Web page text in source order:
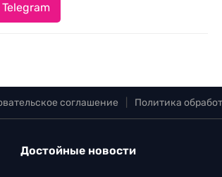
соглашение Политика
Достойные новости